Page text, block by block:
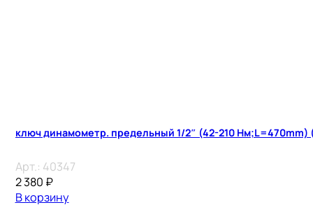
ключ динамометр. предельный 1/2″ (42-210 Нм;L=470mm)
Арт.: 40347
2 380 ₽
В корзину